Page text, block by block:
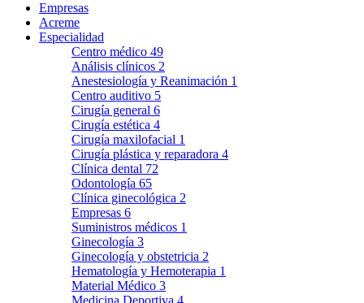
Empresas
Acreme
Especialidad
Centro médico 49
Análisis clínicos 2
Anestesiología y Reanimación 1
Centro auditivo 5
Cirugía general 6
Cirugía estética 4
Cirugía maxilofacial 1
Cirugía plástica y reparadora 4
Clínica dental 72
Odontología 65
Clínica ginecológica 2
Empresas 6
Suministros médicos 1
Ginecología 3
Ginecología y obstetricia 2
Hematología y Hemoterapia 1
Material Médico 3
Medicina Deportiva 4